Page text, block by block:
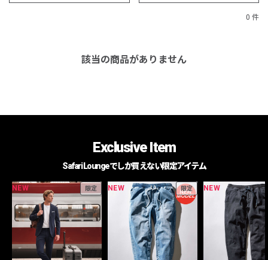
0 件
該当の商品がありません
Exclusive Item
Safari Loungeでしか買えない限定アイテム
NEW 限定 NEW 限定 NEW